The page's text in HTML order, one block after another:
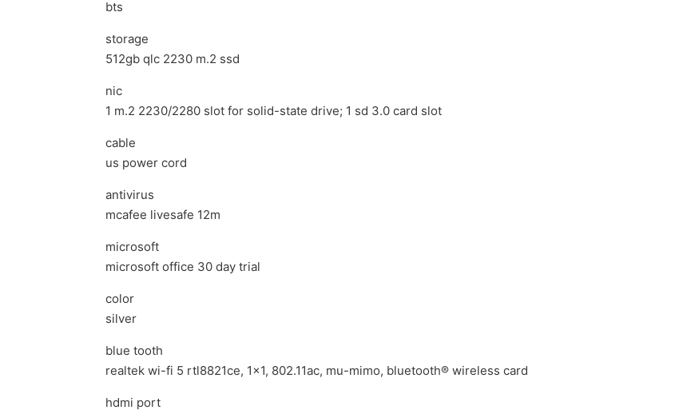
bts
storage
512gb qlc 2230 m.2 ssd
nic
1 m.2 2230/2280 slot for solid-state drive; 1 sd 3.0 card slot
cable
us power cord
antivirus
mcafee livesafe 12m
microsoft
microsoft office 30 day trial
color
silver
blue tooth
realtek wi-fi 5 rtl8821ce, 1×1, 802.11ac, mu-mimo, bluetooth® wireless card
hdmi port